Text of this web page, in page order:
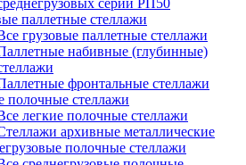
серии РП50
паллетные стеллажи
грузовые паллетные стеллажи
набивные (глубинные)
фронтальные стеллажи
полочные стеллажи
легкие полочные стеллажи
архивные металлические
полочные стеллажи